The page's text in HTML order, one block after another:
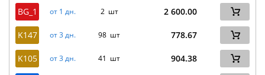
BG_1 от 1 дн. 2 шт 2 600.00
K147 от 3 дн. 98 шт 778.67
K105 от 3 дн. 41 шт 904.38